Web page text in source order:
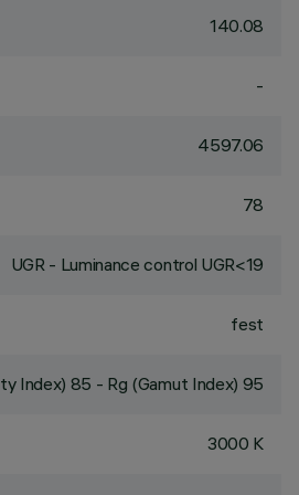
140.08
-
4597.06
78
UGR - Luminance control UGR<19
fest
Index) 85 - Rg (Gamut Index) 95
3000 K